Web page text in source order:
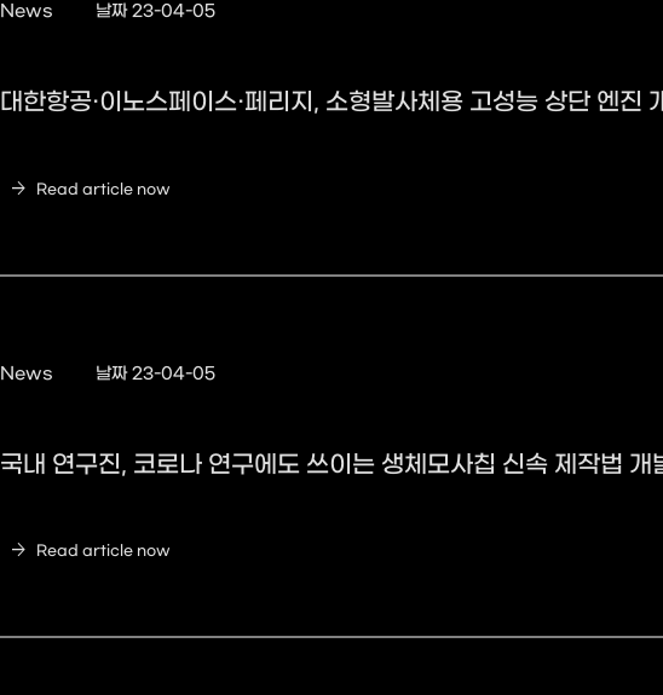
News 날짜 23-04-05
대한항공·이노스페이스·페리지, 소형발사체용 고성능 상단 엔진
arrow_forward Read article now
News 날짜 23-04-05
국내 연구진, 코로나 연구에도 쓰이는 생체모사칩 신속 제작법 개
arrow_forward Read article now